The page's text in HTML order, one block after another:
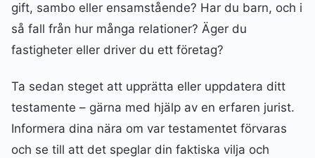
gift, sambo eller ensamstående? Har du barn, och i
så fall från hur många relationer? Äger du
fastigheter eller driver du ett företag?
Ta sedan steget att upprätta eller uppdatera ditt
testamente – gärna med hjälp av en erfaren jurist.
Informera dina nära om var testamentet förvaras
och se till att det speglar din faktiska vilja och